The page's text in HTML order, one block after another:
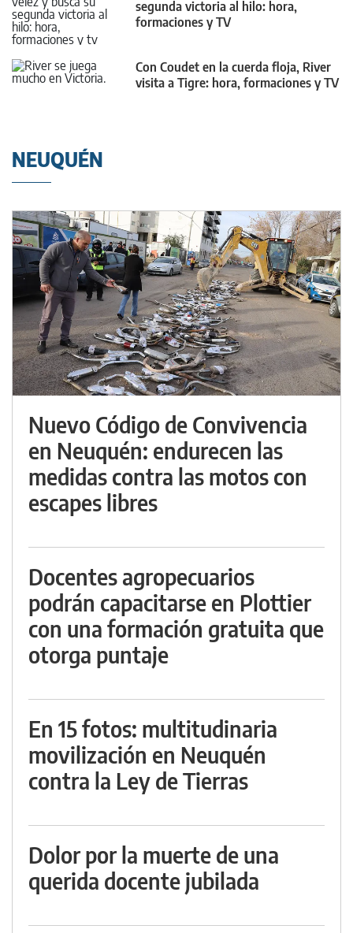
segunda victoria al hilo: hora,
formaciones y TV
Con Coudet en la cuerda floja, River
visita a Tigre: hora, formaciones y TV
NEUQUÉN
Nuevo Código de Convivencia
en Neuquén: endurecen las
medidas contra las motos con
escapes libres
Docentes agropecuarios
podrán capacitarse en Plottier
con una formación gratuita que
otorga puntaje
En 15 fotos: multitudinaria
movilización en Neuquén
contra la Ley de Tierras
Dolor por la muerte de una
querida docente jubilada